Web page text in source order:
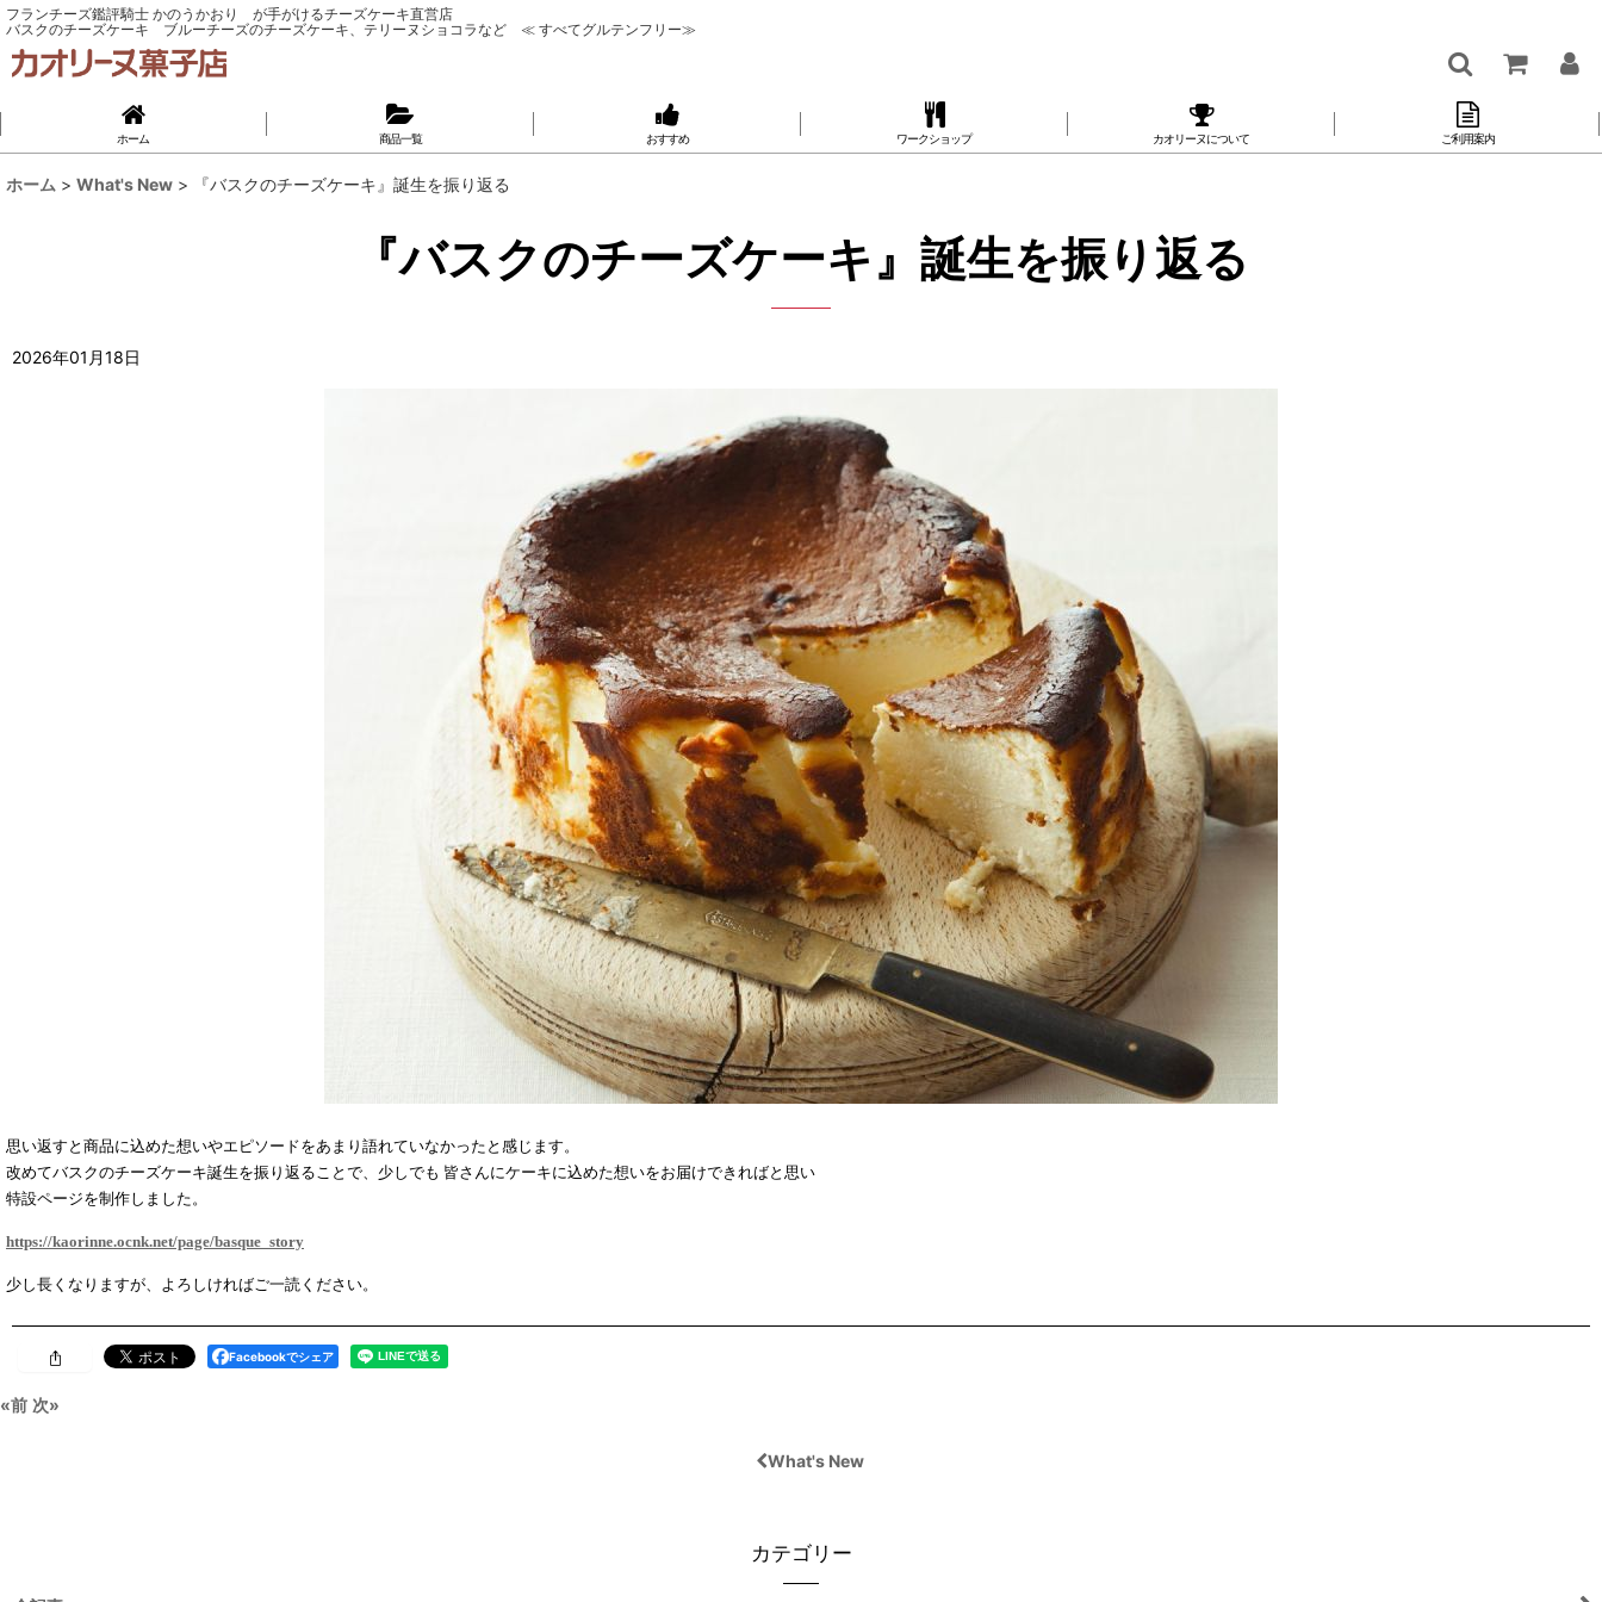
フランチーズ鑑評騎士 かのうかおり が手がけるチーズケーキ直営店
バスクのチーズケーキ ブルーチーズのチーズケーキ、テリーヌショコラなど ≪ すべてグルテンフリー≫
ホーム 商品一覧 おすすめ ワークショップ カオリーヌについて ご利用案内
ホーム > What's New > 『バスクのチーズケーキ』誕生を振り返る
『バスクのチーズケーキ』誕生を振り返る
2026年01 月18日
思い返すと商品に込めた想いやエピソードをあまり語れていなかったと感じます。
改めてバスクのチーズケーキ誕生を振り返ることで、少しでも 皆さんにケーキに込めた想いをお届けできればと思い
特設ページを制作しました。
https://kaorinne.ocnk.net/page/basque_story
少し長くなりますが、よろしければご一読ください。
Facebookでシェア
«前 次»
What's New
カテゴリー